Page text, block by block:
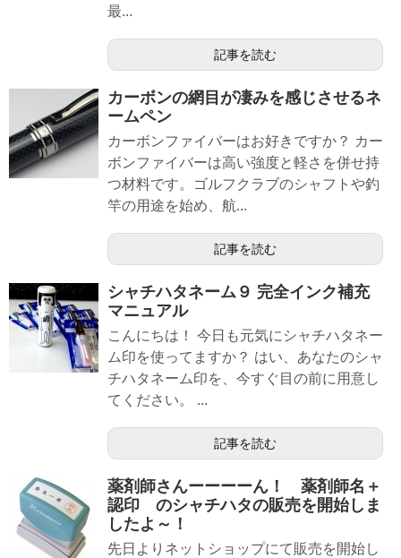
最...
記事を読む
カーボンの網目が凄みを感じさせるネ
ームペン
カーボンファイバーはお好きですか？ カー
ボンファイバーは高い強度と軽さを併せ持
つ材料です。ゴルフクラブのシャフトや釣
竿の用途を始め、航...
記事を読む
シャチハタネーム９ 完全インク補充
マニュアル
こんにちは！ 今日も元気にシャチハタネー
ム印を使ってますか？ はい、あなたのシャ
チハタネーム印を、今すぐ目の前に用意し
てください。 ...
記事を読む
薬剤師さんーーーーん！ 薬剤師名＋
認印 のシャチハタの販売を開始しま
したよ～！
先日よりネットショップにて販売を開始し